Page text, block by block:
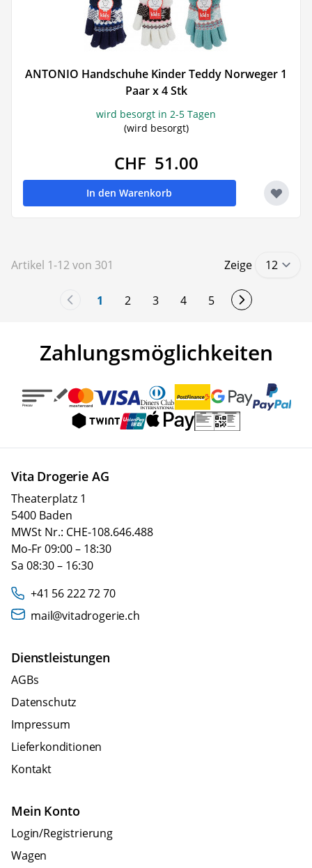
ANTONIO Handschuhe Kinder Teddy Norweger 1
Paar x 4 Stk
wird besorgt in 2-5 Tagen
(wird besorgt)
CHF 51.00
In den Warenkorb
Artikel 1-12von 301
You're currently reading page
1 Seite
2 Seite
3 Seite
4 Seite
5
Zeige
Zahlungsmöglichkeiten
Vita Drogerie AG
Theaterplatz 1
5400 Baden
MWSt Nr.: CHE-108.646.488
Mo-Fr 09:00 – 18:30
Sa 08:30 – 16:30
+41 56 222 72 70
mail@vitadrogerie.ch
Dienstleistungen
AGBs
Datenschutz
Impressum
Lieferkonditionen
Kontakt
Mein Konto
Login/Registrierung
Wagen